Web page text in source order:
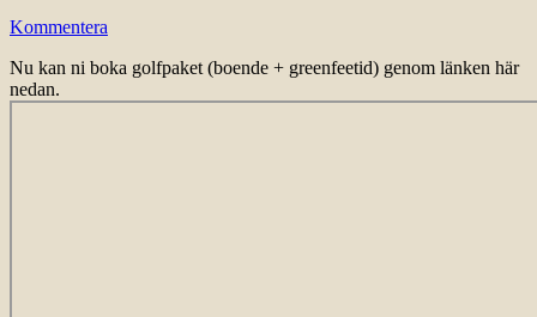
Kommentera
Nu kan ni boka golfpaket (boende + greenfeetid) genom länken här
nedan.